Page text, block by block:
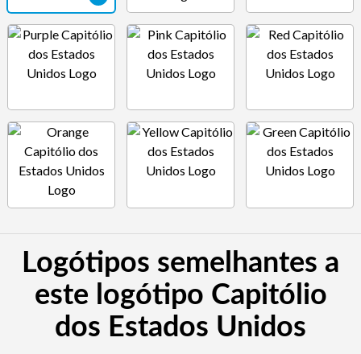
Logótipos semelhantes a
este logótipo Capitólio
dos Estados Unidos